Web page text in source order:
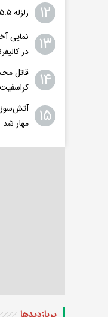
۱۲ زلزله ۵.۵ ریشتری در اندونزی
۱۳
نمایی
در
۱۴
قاتل
۱۵
مهار شد